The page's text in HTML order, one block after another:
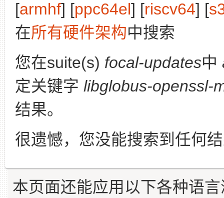
[armhf] [ppc64el] [riscv64] [
在所有硬件架构中搜索
您在suite(s) focal-updates中
定关键字 libglobus-openssl-
结果。
很遗憾，您没能搜索到任何
本页面还能应用以下各种语